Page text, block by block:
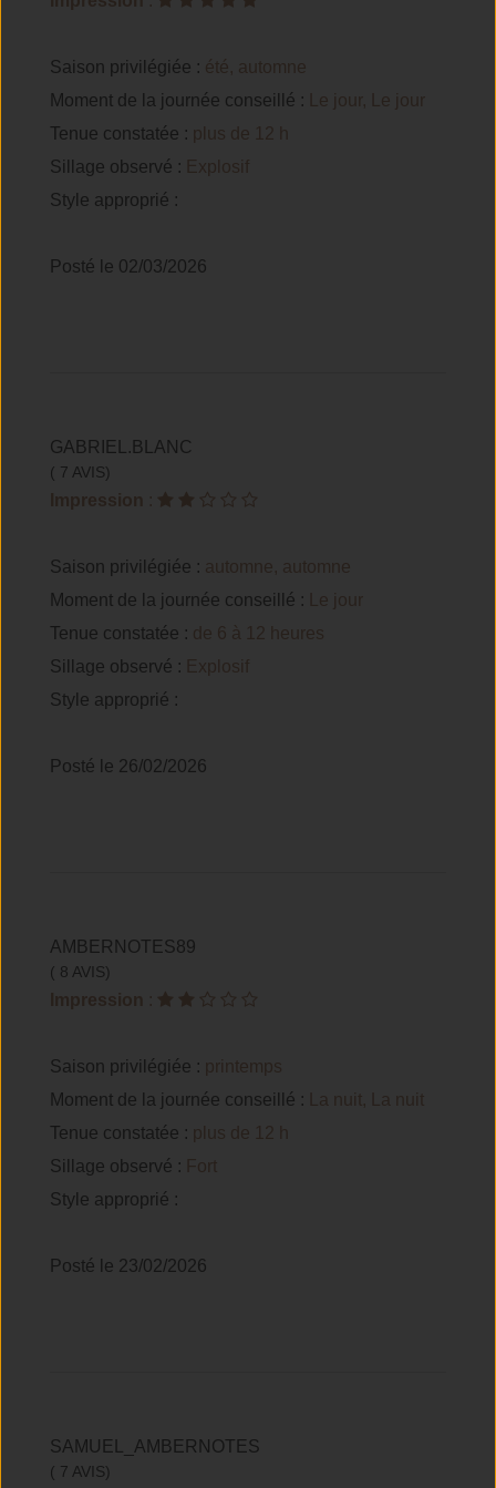
Saison privilégiée : été, automne
Moment de la journée conseillé :
Le jour, Le jour
Tenue constatée : plus de 12 h
Sillage observé : Explosif
Style approprié :
Posté le 02/03/2026
GABRIEL.BLANC
( 7 AVIS)
Impression :
Saison privilégiée : automne, automne
Moment de la journée conseillé :
Le jour
Tenue constatée : de 6 à 12 heures
Sillage observé : Explosif
Style approprié :
Posté le 26/02/2026
AMBERNOTES89
( 8 AVIS)
Impression :
Saison privilégiée : printemps
Moment de la journée conseillé :
La nuit, La nuit
Tenue constatée : plus de 12 h
Sillage observé : Fort
Style approprié :
Posté le 23/02/2026
SAMUEL_AMBERNOTES
( 7 AVIS)